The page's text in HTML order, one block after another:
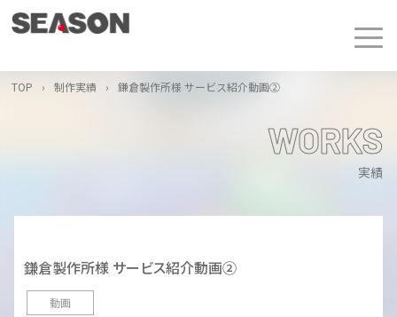
TOP › 制作実績 › 鎌倉製作所様 サービス紹介動画②
WORKS
実績
鎌倉製作所様 サービス紹介動画②
動画